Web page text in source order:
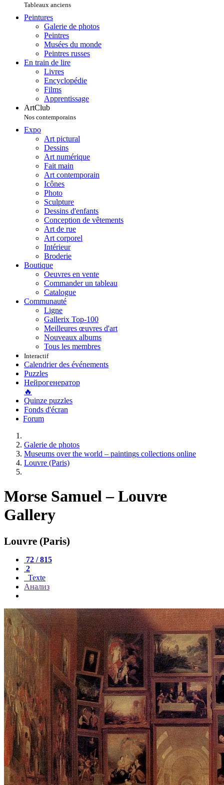
Tableaux anciens
Peintures
Galerie de photos
Peintres
Musées du monde
Peintres russes
En train de lire
Livres
Encyclopédie
Films
Apprentissage
ArtClub
Nos contemporains
Expo
Art pictural
Dessins
Art numérique
Fait main
Art contemporain
Icônes
Photo
Sculpture
Dessins d'enfants
Conception de vêtements
Art de rue
Art corporel
Intérieur
Broderie
Boutique
Oeuvres en vente
Commander un tableau
Catalogue
Communauté
Ligne
Gallerix Top-100
Meilleures œuvres d'art
Nouveaux albums
Tous les membres
Interactif
Calendrier des événements
Puzzles
Нейрогенератор
🔥
Quinze puzzles
Fonds d'écran
Forum
Galerie de photos
Museums over the world – paintings collections online
Louvre (Paris)
Morse Samuel – Louvre
Gallery
Louvre (Paris)
72 / 815
2
Texte
Анализ